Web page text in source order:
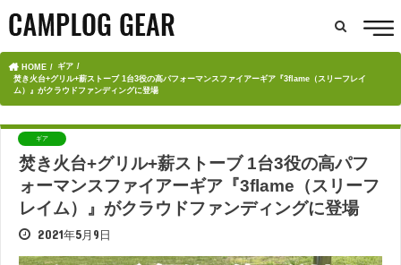
HOME
ギア
焚き火台+グリル+薪ストーブ 1台3役の高パフォーマンスファイアーギア『3flame（スリーフレイ
ム）』がクラウドファンディングに登場
ギア
焚き火台+グリル+薪ストーブ 1台3役の高パフ
ォーマンスファイアーギア『3flame（スリーフ
レイム）』がクラウドファンディングに登場
2021年5月9日